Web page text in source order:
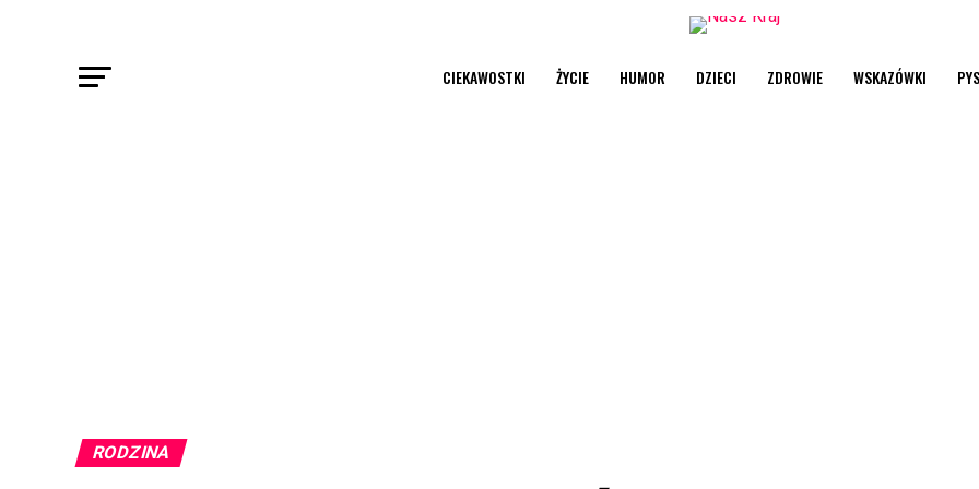
CIEKAWOSTKI ŻYCIE HUMOR DZIECI ZDROWIE WSKAZÓWKI
RODZINA